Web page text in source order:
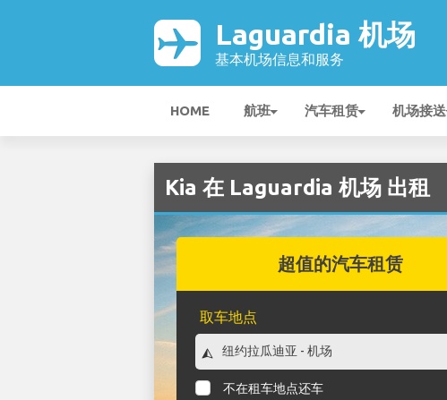
Laguardia 机场
基本机场信息和服务
HOME 航班 汽车租赁 机场接送
Kia 在 Laguardia 机场 出租
超值的汽车租赁
取车地点
不在租车地点还车